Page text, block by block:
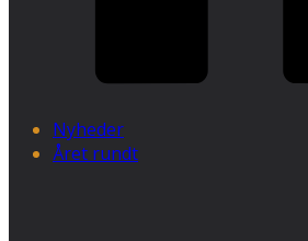
Nyheder
Året rundt